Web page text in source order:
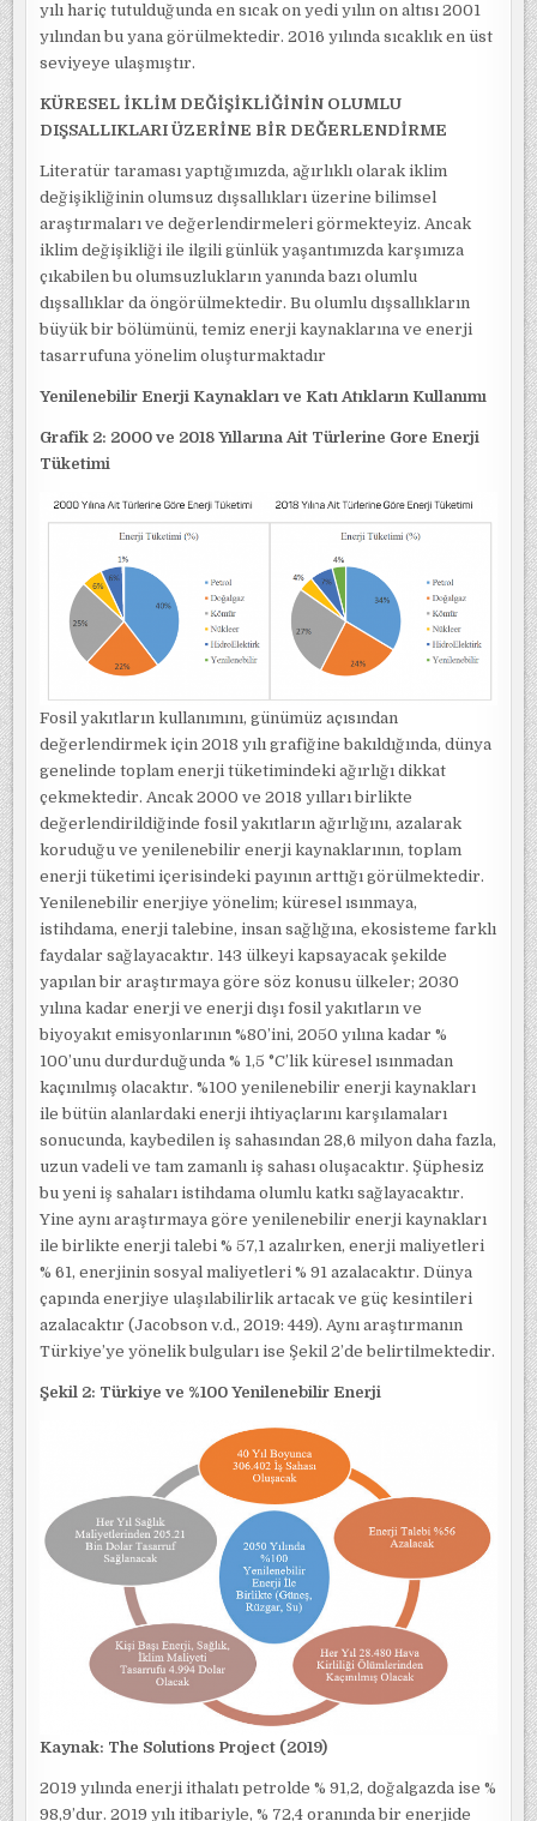
yılı hariç tutulduğunda en sıcak on yedi yılın on altısı 2001
yılından bu yana görülmektedir. 2016 yılında sıcaklık en üst
seviyeye ulaşmıştır.
KÜRESEL İKLİM DEĞİŞİKLİĞİNİN OLUMLU
DIŞSALLIKLARI ÜZERİNE BİR DEĞERLENDİRME
Literatür taraması yaptığımızda, ağırlıklı olarak iklim
değişikliğinin olumsuz dışsallıkları üzerine bilimsel
araştırmaları ve değerlendirmeleri görmekteyiz. Ancak
iklim değişikliği ile ilgili günlük yaşantımızda karşımıza
çıkabilen bu olumsuzlukların yanında bazı olumlu
dışsallıklar da öngörülmektedir. Bu olumlu dışsallıkların
büyük bir bölümünü, temiz enerji kaynaklarına ve enerji
tasarrufuna yönelim oluşturmaktadır
Yenilenebilir Enerji Kaynakları ve Katı Atıkların Kullanımı
Grafik 2: 2000 ve 2018 Yıllarına Ait Türlerine Gore Enerji
Tüketimi
Fosil yakıtların kullanımını, günümüz açısından
değerlendirmek için 2018 yılı grafiğine bakıldığında, dünya
genelinde toplam enerji tüketimindeki ağırlığı dikkat
çekmektedir. Ancak 2000 ve 2018 yılları birlikte
değerlendirildiğinde fosil yakıtların ağırlığını, azalarak
koruduğu ve yenilenebilir enerji kaynaklarının, toplam
enerji tüketimi içerisindeki payının arttığı görülmektedir.
Yenilenebilir enerjiye yönelim; küresel ısınmaya,
istihdama, enerji talebine, insan sağlığına, ekosisteme farklı
faydalar sağlayacaktır. 143 ülkeyi kapsayacak şekilde
yapılan bir araştırmaya göre söz konusu ülkeler; 2030
yılına kadar enerji ve enerji dışı fosil yakıtların ve
biyoyakıt emisyonlarının %80’ini, 2050 yılına kadar %
100’unu durdurduğunda % 1,5 °C’lik küresel ısınmadan
kaçınılmış olacaktır. %100 yenilenebilir enerji kaynakları
ile bütün alanlardaki enerji ihtiyaçlarını karşılamaları
sonucunda, kaybedilen iş sahasından 28,6 milyon daha fazla,
uzun vadeli ve tam zamanlı iş sahası oluşacaktır. Şüphesiz
bu yeni iş sahaları istihdama olumlu katkı sağlayacaktır.
Yine aynı araştırmaya göre yenilenebilir enerji kaynakları
ile birlikte enerji talebi % 57,1 azalırken, enerji maliyetleri
% 61, enerjinin sosyal maliyetleri % 91 azalacaktır. Dünya
çapında enerjiye ulaşılabilirlik artacak ve güç kesintileri
azalacaktır (Jacobson v.d., 2019: 449). Aynı araştırmanın
Türkiye’ye yönelik bulguları ise Şekil 2’de belirtilmektedir.
Şekil 2: Türkiye ve %100 Yenilenebilir Enerji
Kaynak: The Solutions Project (2019)
2019 yılında enerji ithalatı petrolde % 91,2, doğalgazda ise %
98,9’dur. 2019 yılı itibariyle, % 72,4 oranında bir enerjide